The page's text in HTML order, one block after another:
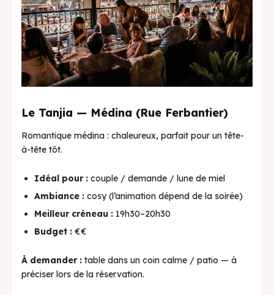
Le Tanjia — Médina (Rue Ferbantier)
Romantique médina : chaleureux, parfait pour un tête-
à-tête tôt.
Idéal pour : couple / demande / lune de miel
Ambiance : cosy (l’animation dépend de la soirée)
Meilleur créneau : 19h30–20h30
Budget : €€
À demander : table dans un coin calme / patio — à
préciser lors de la réservation.